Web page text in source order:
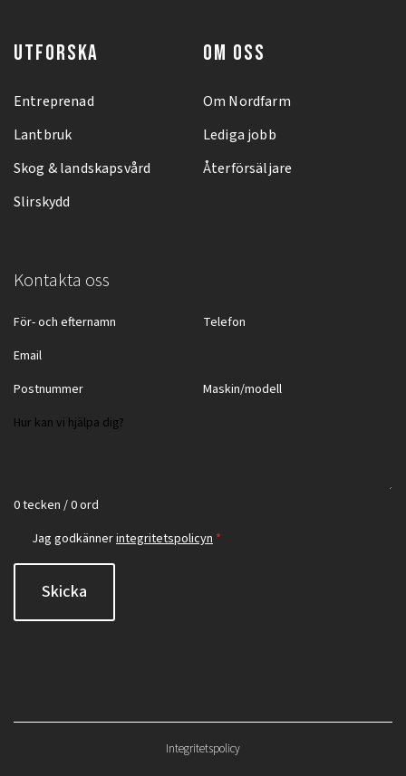
UTFORSKA
Entreprenad
Lantbruk
Skog & landskapsvård
Slirskydd
OM OSS
Om Nordfarm
Lediga jobb
Återförsäljare
Kontakta oss
0 tecken / 0 ord
Jag godkännerintegritetspolicyn *
Skicka
Integritetspolicy